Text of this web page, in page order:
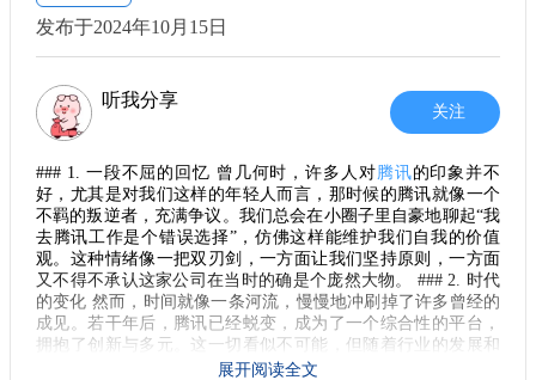
富。
总结与展望
总的来说，修士教育在日本是一段值得珍惜的经历。无论是学
术的深造，还是个人的成长，都会让你在未来的职业道路上更
加从容。相信每一个选择留学日本的你，都会发现这条路带来
研究生的优势
很多朋友会问，读研究竟值不值得？我的看法是，如果条
件允许，继续深造确实是个不错的选择。尤其是在一些知名外
企或顶尖企业，如腾讯和阿里，研究生学历能够为你的职业生
涯提升不少竞争力。
时间管理的重要性
我们在考虑选择的时候，时间管理是一个不可忽视的因
素。如果你有机会在大学期间获得腾讯的实习经历，而又不影
响考试的准备，那就可以在这两者之间做好权衡和计划。实习
提供的实际经验和学术深造可以互为补充，让你在未来的职场
中更具优势。
发布于2024年10月15日
听我分享
关注
### 1. 一段不屈的回忆 曾几何时，许多人对 腾讯的印象并不
好，尤其是对我们这样的年轻人而言，那时候的腾讯就像一个
不羁的叛逆者，充满争议。我们总会在小圈子里自豪地聊起“我
去腾讯工作是个错误选择”，仿佛这样能维护我们自我的价值
观。这种情绪像一把双刃剑，一方面让我们坚持原则，一方面
又不得不承认这家公司在当时的确是个庞然大物。 ### 2. 时代
的变化 然而，时间就像一条河流，慢慢地冲刷掉了许多曾经的
成见。若干年后，腾讯已经蜕变，成为了一个综合性的平台，
拥抱了创新与多元。这一切看似不可能，但随着行业的发展和
我们观念的变化，我也逐渐接受了当初的选择。有时候，我反
展开阅读全文